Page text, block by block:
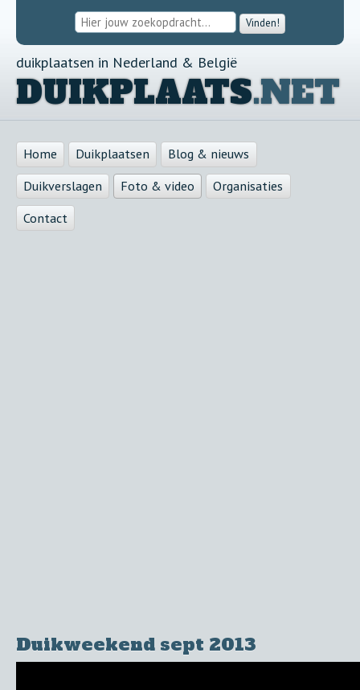
Vinden!
duikplaatsen in Nederland & België
DUIKPLAATS.NET
Home Duikplaatsen
Blog & nieuws
Duikverslagen
Foto & video
Organisaties
Contact
Duikweekend sept 2013